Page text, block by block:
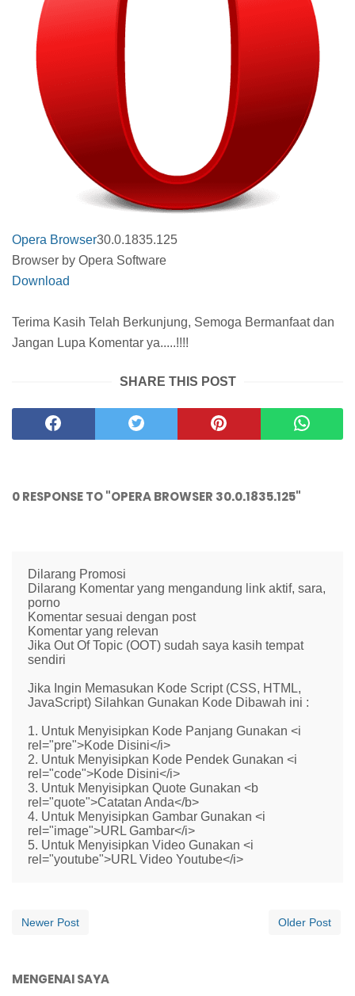
Opera Browser30.0.1835.125
Browser by Opera Software
Download
Terima Kasih Telah Berkunjung, Semoga Bermanfaat dan
Jangan Lupa Komentar ya.....!!!!
SHARE THIS POST
0 RESPONSE TO "OPERA BROWSER 30.0.1835.125"
Dilarang Promosi
Dilarang Komentar yang mengandung link aktif, sara,
porno
Komentar sesuai dengan post
Komentar yang relevan
Jika Out Of Topic (OOT) sudah saya kasih tempat
sendiri
Jika Ingin Memasukan Kode Script (CSS, HTML,
JavaScript) Silahkan Gunakan Kode Dibawah ini :
1. Untuk Menyisipkan Kode Panjang Gunakan <i
rel="pre">Kode Disini</i>
2. Untuk Menyisipkan Kode Pendek Gunakan <i
rel="code">Kode Disini</i>
3. Untuk Menyisipkan Quote Gunakan <b
rel="quote">Catatan Anda</b>
4. Untuk Menyisipkan Gambar Gunakan <i
rel="image">URL Gambar</i>
5. Untuk Menyisipkan Video Gunakan <i
rel="youtube">URL Video Youtube</i>
Newer Post Older Post
MENGENAI SAYA